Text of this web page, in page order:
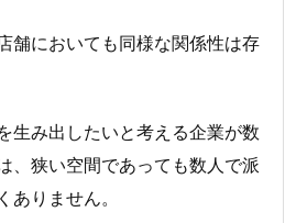
舗においても同様な関係性は存
生み出したいと考える企業が数
、狭い空間であっても数人で派
ありません。